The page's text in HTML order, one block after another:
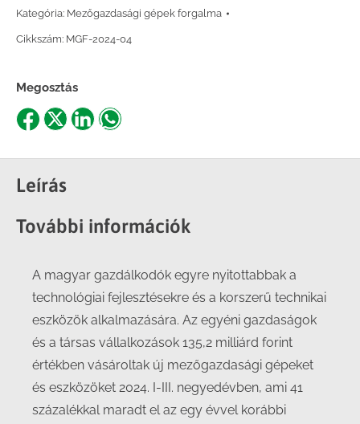
Kategória: Mezőgazdasági gépek forgalma
Cikkszám: MGF-2024-04
Megosztás
Share
Facebook
Share
X
ShareShare
Leírás
További információk
A magyar gazdálkodók egyre nyitottabbak a
technológiai fejlesztésekre és a korszerű technikai
eszközök alkalmazására. Az egyéni gazdaságok
és a társas vállalkozások 135,2 milliárd forint
értékben vásároltak új mezőgazdasági gépeket
és eszközöket 2024. I-III. negyedévben, ami 41
százalékkal maradt el az egy évvel korábbi